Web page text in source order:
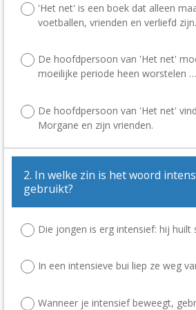
'Het net' is een boek dat alleen
voetballen, vrienden en verliefd zijn.
De hoofdpersoon van 'Het net'
moeilijke periode heen worstelen …
De hoofdpersoon van 'Het net'
Morgane en zijn vrienden.
2. In welke zin is het woord
gebruikt?
Die jongen is erg intensief: hij huilt
In een intensieve bui liep ze weg
Wanneer je intensief beweegt,